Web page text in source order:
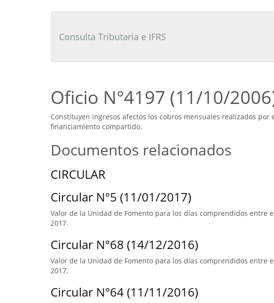
Tributario
Consulta Tributaria e IFRS
Oficio N°4197 (11/10/
Constituyen ingresos afectos los cobros mensuales realizados
financiamiento compartido.
Documentos relacionados
CIRCULAR
Circular N°5 (11/01/2017)
Valor de la Unidad de Fomento para los días comprendidos entre
2017.
Circular N°68 (14/12/2016)
Valor de la Unidad de Fomento para los días comprendidos entre
2017.
Circular N°64 (11/11/2016)